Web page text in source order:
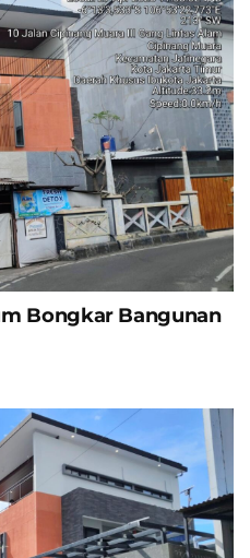
Bongkar Bangunan